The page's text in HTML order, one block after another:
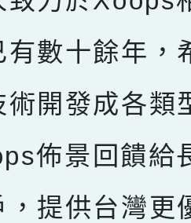
有數十餘年，
術開發成各類
佈景回饋給
，提供台灣更